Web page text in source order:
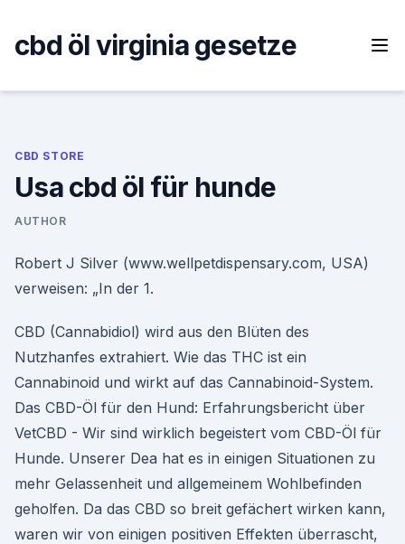
content
cbd öl virginia gesetze
CBD STORE
Usa cbd öl für hunde
AUTHOR
Robert J Silver (www.wellpetdispensary.com, USA)
verweisen: „In der 1.
CBD (Cannabidiol) wird aus den Blüten des
Nutzhanfes extrahiert. Wie das THC ist ein
Cannabinoid und wirkt auf das Cannabinoid-System.
Das CBD-Öl für den Hund: Erfahrungsbericht über
VetCBD - Wir sind wirklich begeistert vom CBD-Öl für
Hunde. Unserer Dea hat es in einigen Situationen zu
mehr Gelassenheit und allgemeinem Wohlbefinden
geholfen. Da das CBD so breit gefächert wirken kann,
waren wir von einigen positiven Effekten überrascht,